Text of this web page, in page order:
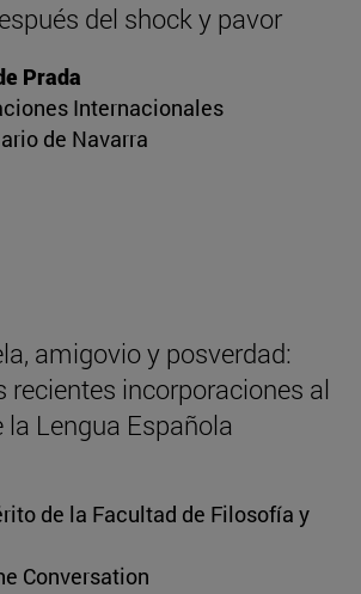
del shock y pavor
Prada
Internacionales
de Navarra
amigovio y posverdad:
recientes incorporaciones al
la Lengua Española
de la Facultad de Filosofía y
Conversation